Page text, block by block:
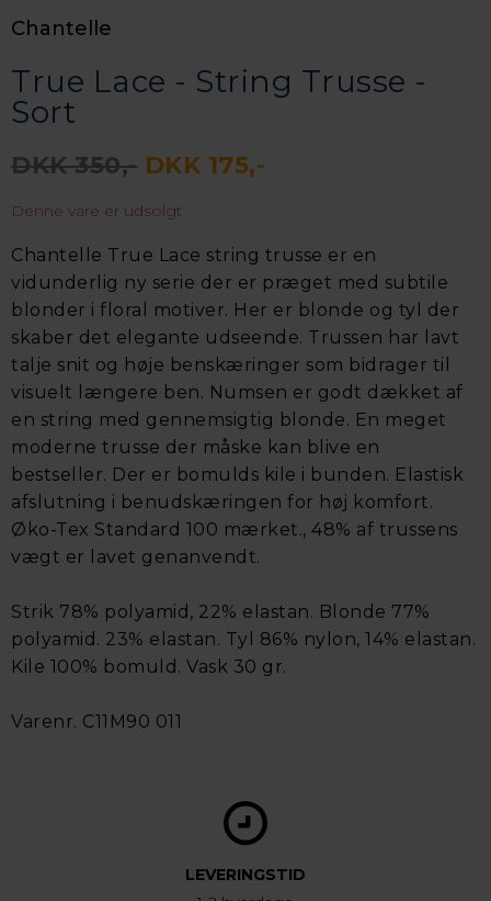
Chantelle
True Lace - String Trusse -
Sort
DKK 350,- DKK 175,-
Denne vare er udsolgt
Chantelle True Lace string trusse er en
vidunderlig ny serie der er præget med subtile
blonder i floral motiver. Her er blonde og tyl der
skaber det elegante udseende. Trussen har lavt
talje snit og høje benskæringer som bidrager til
visuelt længere ben. Numsen er godt dækket af
en string med gennemsigtig blonde. En meget
moderne trusse der måske kan blive en
bestseller. Der er bomulds kile i bunden. Elastisk
afslutning i benudskæringen for høj komfort.
Øko-Tex Standard 100 mærket., 48% af trussens
vægt er lavet genanvendt.
Strik 78% polyamid, 22% elastan. Blonde 77%
polyamid. 23% elastan. Tyl 86% nylon, 14% elastan.
Kile 100% bomuld. Vask 30 gr.
Varenr. C11M90 011
LEVERINGSTID